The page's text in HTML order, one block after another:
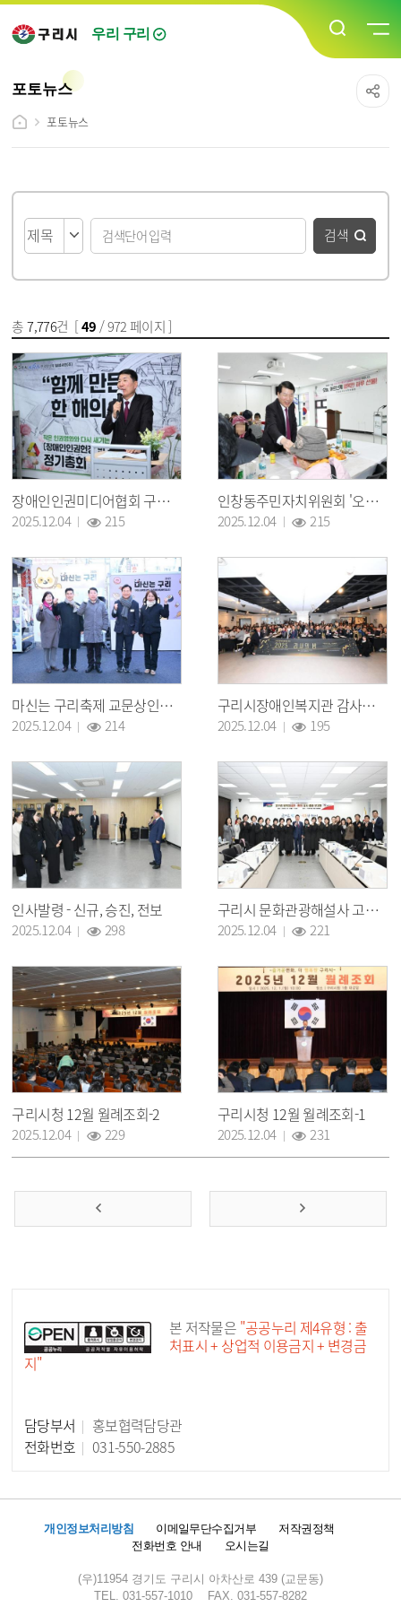
우리 구리
포토뉴스
포토뉴스
검색
총7,776건 [49 / 972 페이지 ]
장애인인권미디어협회 구리시지회, '제1회 작은 인권영화 상영 및 정기총회' 개최
2025.12.04 215
인창동주민자치위원회 '오늘, 어르신께 행복한 하루 선물' 행사 개최
2025.12.04 215
마신는 구리축제 교문상인회 상권축제 개막식
2025.12.04 214
구리시장애인복지관 감사의 밤 행사
2025.12.04 195
인사발령 - 신규, 승진, 전보
2025.12.04 298
구리시 문화관광해설사 고구려 유적지 답사 결과 보고회
2025.12.04 221
구리시청 12월 월례조회-2
2025.12.04 229
구리시청 12월 월례조회-1
2025.12.04 231
본 저작물은 "공공누리 제4유형 : 출
처표시 + 상업적 이용금지 + 변경금
지"
담당부서
홍보협력담당관
전화번호
031-550-2885
개인정보처리방침 이메일무단수집거부
저작권정책
전화번호 안내
오시는길
(우)11954 경기도 구리시 아차산로 439 (교문동)
TEL. 031-557-1010
FAX. 031-557-8282